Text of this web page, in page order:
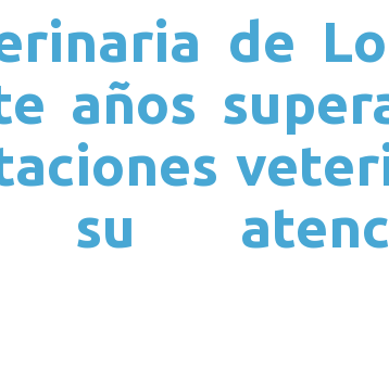
de
años
su